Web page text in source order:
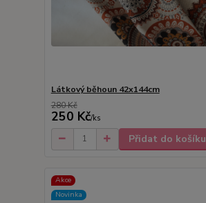
Látkový běhoun 42x144cm
280 Kč
250 Kč/ks
Přidat do košíku
Akce
Novinka